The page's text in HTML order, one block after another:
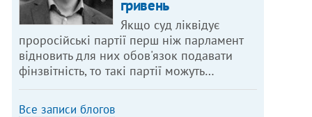
гривень
Якщо суд ліквідує
проросійські партії перш ніж парламент
відновить для них обов'язок подавати
фінзвітність, то такі партії можуть…
Все записи блогов